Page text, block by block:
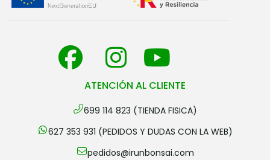
ATENCIÓN AL CLIENTE
699 114 823 (TIENDA FISICA)
627 353 931 (PEDIDOS Y DUDAS CON LA WEB)
pedidos@irunbonsai.com